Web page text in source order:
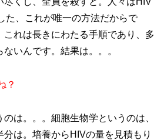
た、これが唯一の方法だからで
これは長きにわたる手順であり、多
いんです。結果は。。。
？
は。。。細胞生物学というのは、
は。培養からHIVの量を見積もり